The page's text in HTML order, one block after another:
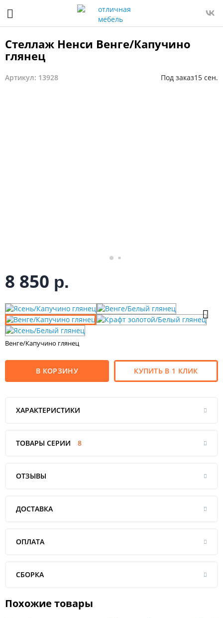
Стеллаж Ненси Венге/Капучино
глянец
Артикул: 13928 Под заказ15 сен.
8 850 р.
Венге/Капучино глянец
В КОРЗИНУ КУПИТЬ В 1 КЛИК
ХАРАКТЕРИСТИКИ
ТОВАРЫ СЕРИИ 8
ОТЗЫВЫ
ДОСТАВКА
ОПЛАТА
СБОРКА
Похожие товары